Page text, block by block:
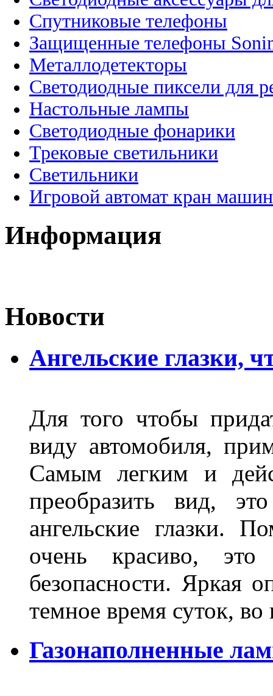
Спутниковые телефоны
Защищенные телефоны
Металлодетекторы
Светодиодные пиксели для
Настольные лампы
Светодиодные фонарики
Трековые светильники
Светильники
Игровой автомат кран
Информация
Новости
Ангельские глазки,
Для того чтобы
виду автомобиля,
Самым легким и
преобразить вид,
ангельские глазки.
очень красиво,
безопасности. Яркая
темное время суток, во
Газонаполненные